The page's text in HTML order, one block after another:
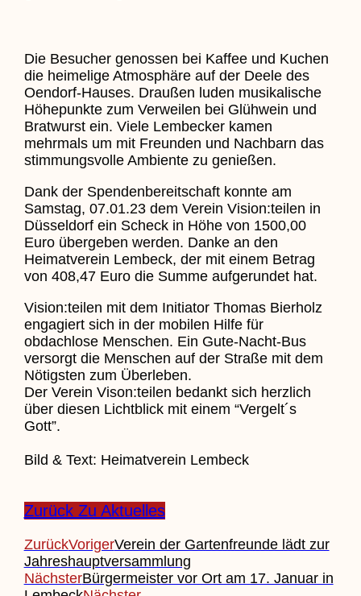
Die Besucher genossen bei Kaffee und Kuchen
die heimelige Atmosphäre auf der Deele des
Oendorf-Hauses. Draußen luden musikalische
Höhepunkte zum Verweilen bei Glühwein und
Bratwurst ein. Viele Lembecker kamen
mehrmals um mit Freunden und Nachbarn das
stimmungsvolle Ambiente zu genießen.
Dank der Spendenbereitschaft konnte am
Samstag, 07.01.23 dem Verein Vision:teilen in
Düsseldorf ein Scheck in Höhe von 1500,00
Euro übergeben werden. Danke an den
Heimatverein Lembeck, der mit einem Betrag
von 408,47 Euro die Summe aufgerundet hat.
Vision:teilen mit dem Initiator Thomas Bierholz
engagiert sich in der mobilen Hilfe für
obdachlose Menschen. Ein Gute-Nacht-Bus
versorgt die Menschen auf der Straße mit dem
Nötigsten zum Überleben.
Der Verein Vison:teilen bedankt sich herzlich
über diesen Lichtblick mit einem “Vergelt´s
Gott”.
Bild & Text: Heimatverein Lembeck
Zurück Zu Aktuelles
ZurückVorigerVerein der Gartenfreunde lädt zur
Jahreshauptversammlung
NächsterBürgermeister vor Ort am 17. Januar in